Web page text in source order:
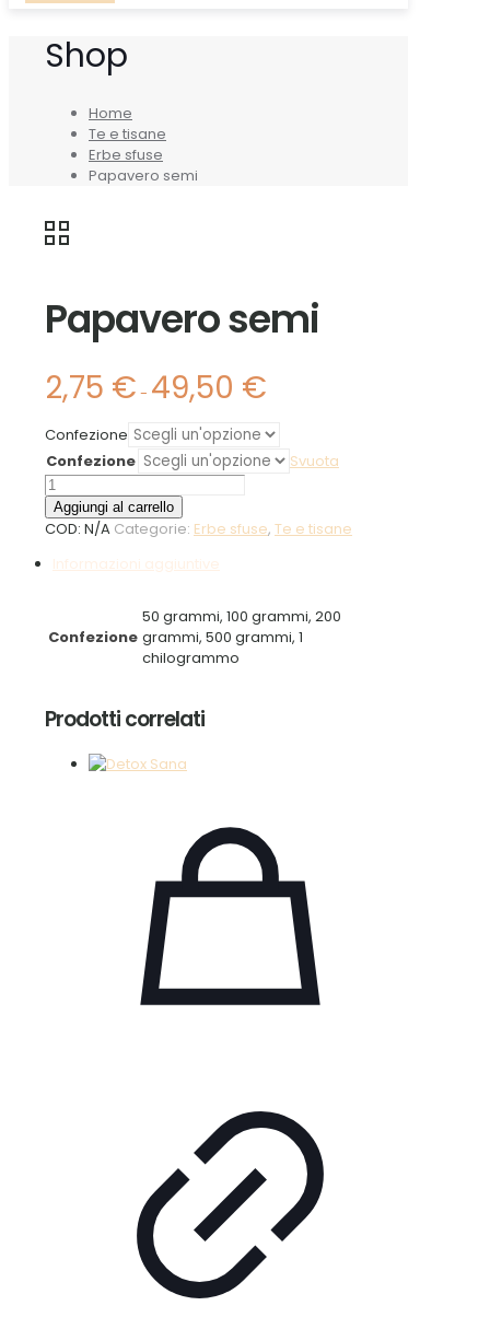
Shop
Home
Te e tisane
Erbe sfuse
Papavero semi
Papavero semi
2,75 € - 49,50 €
da
2,75 €
Confezione
Confezione
Svuota
Papavero
semi
quantità
Aggiungi al carrello
COD: N/A Categorie: Erbe sfuse, Te e tisane
Informazioni aggiuntive
Confezione
50 grammi, 100 grammi, 200
grammi, 500 grammi, 1
chilogrammo
Prodotti correlati